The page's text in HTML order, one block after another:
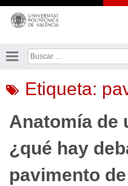
Saltar
contenido
Buscar:
Etiqueta:
Anatomía de
¿qué hay
pavimento